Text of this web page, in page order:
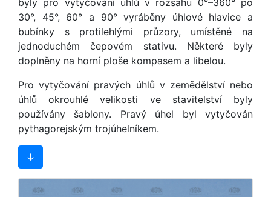
byly pro vytyčování úhlů v rozsahu 0°–360° po
30°, 45°, 60° a 90° vyráběny úhlové hlavice a
bubínky s protilehlými průzory, umístěné na
jednoduchém čepovém stativu. Některé byly
doplněny na horní ploše kompasem a libelou.
Pro vytyčování pravých úhlů v zemědělství nebo
úhlů okrouhlé velikosti ve stavitelství byly
používány šablony. Pravý úhel byl vytyčován
pythagorejským trojúhelníkem.
↓